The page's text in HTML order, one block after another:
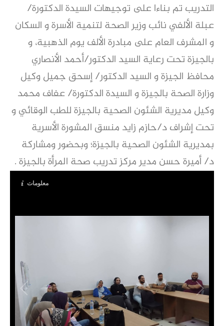
التدريب تم بناءا على توجيهات السيدة الدكتورة/
عبلة الألفي نائب وزير الصحة لتنمية الأسرة و السكان
و المشرف العام على مبادرة الألف يوم الذهبية، و
بالجيزة تحت رعاية السيد الدكتور/أحمد الأنصاري
محافظ الجيزة و السيد الدكتور/ إسحق جميل وكيل
وزارة الصحة بالجيزة و السيدة الدكتورة/ عفاف محمد
وكيل مديرية الشئون الصحية بالجيزة للطب الوقائي و
تحت إشراف د/حازم زايد منسق المشورة الأسرية
بمديرية الشئون الصحية بالجيزة؛ وبحضور ومشاركة
د/ أميرة حسن مدير مركز تدريب صحة المرأة بالجيزة .
معلومات